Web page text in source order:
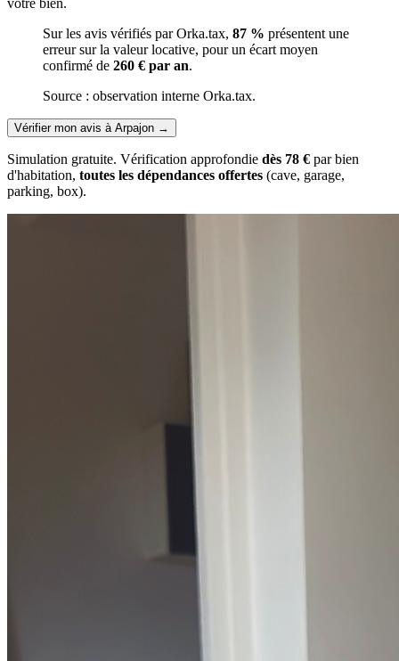
votre bien.
Sur les avis vérifiés par Orka.tax, 87 % présentent une
erreur sur la valeur locative, pour un écart moyen
confirmé de 260 € par an.
Source : observation interne Orka.tax.
Vérifier mon avis à Arpajon →
Simulation gratuite. Vérification approfondie dès 78 € par bien
d'habitation, toutes les dépendances offertes (cave, garage,
parking, box).